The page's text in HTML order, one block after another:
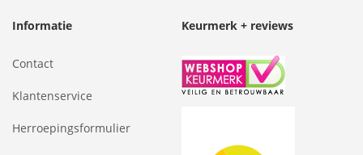
Informatie
Contact
Klantenservice
Herroepingsformulier
Keurmerk + reviews